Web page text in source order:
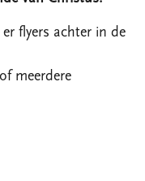
flyers achter in de
meerdere